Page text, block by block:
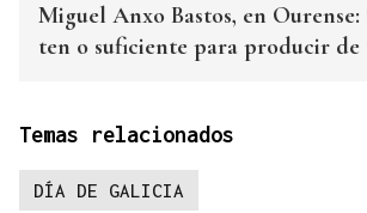
Miguel Anxo Bastos, en
ten o suficiente para producir de
Temas relacionados
DÍA DE GALICIA